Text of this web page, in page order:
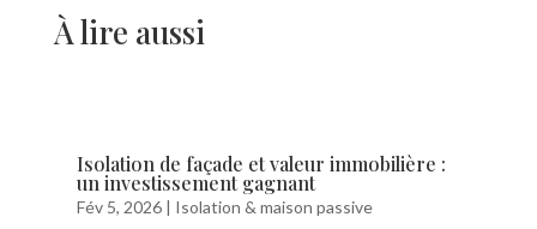
À lire aussi
Isolation de façade et valeur immobilière :
un investissement gagnant
Fév 5, 2026| Isolation & maison passive